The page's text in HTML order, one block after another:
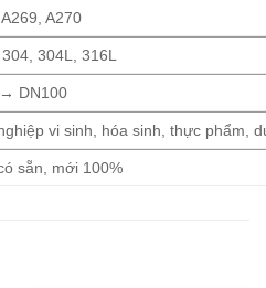
A270
304L, 316L
DN100
vi sinh, hóa sinh, thực phẩm,
sẵn, mới 100%